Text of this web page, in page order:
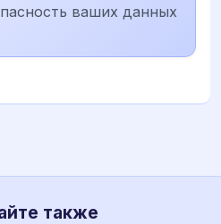
ваших данных
также